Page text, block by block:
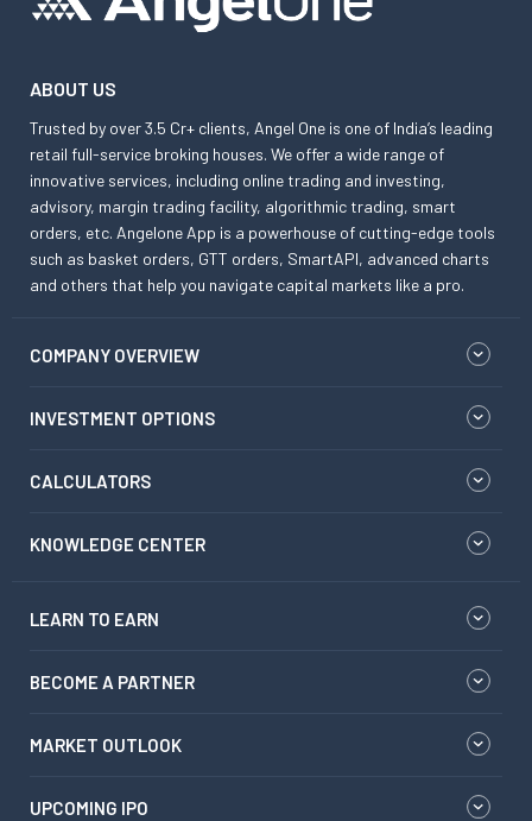
ABOUT US
Trusted by over 3.5 Cr+ clients, Angel One is one of India’s leading
retail full-service broking houses. We offer a wide range of
innovative services, including online trading and investing,
advisory, margin trading facility, algorithmic trading, smart
orders, etc. Angelone App is a powerhouse of cutting-edge tools
such as basket orders, GTT orders, SmartAPI, advanced charts
and others that help you navigate capital markets like a pro.
COMPANY OVERVIEW
INVESTMENT OPTIONS
CALCULATORS
KNOWLEDGE CENTER
LEARN TO EARN
BECOME A PARTNER
MARKET OUTLOOK
UPCOMING IPO